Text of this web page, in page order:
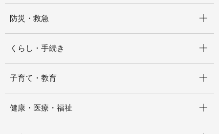
防災・救急
くらし・手続き
子育て・教育
健康・医療・福祉